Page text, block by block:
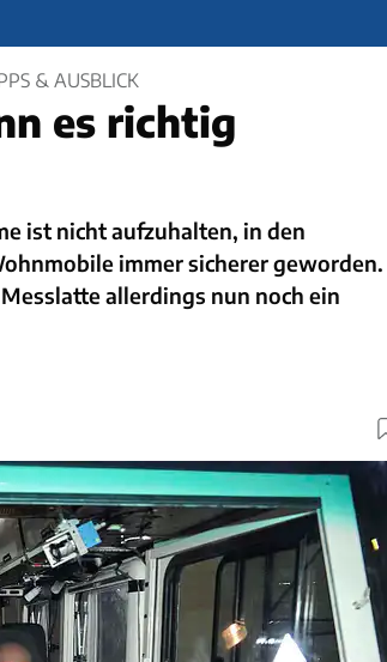
& AUSBLICK
es richtig
ist nicht aufzuhalten, in den
immer sicherer geworden.
allerdings nun noch ein